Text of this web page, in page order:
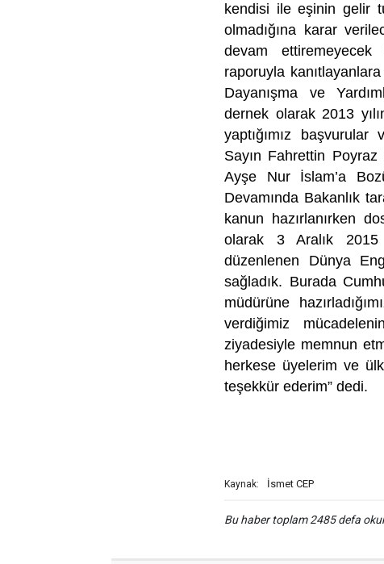
kendisi ile eşinin gelir
olmadığına karar
devam
raporuyla
Dayanışma ve
dernek olarak 2013
yaptığımız başvurular
Sayın Fahrettin Poyraz
Ayşe Nur İslam’a
Devamında Bakanlık
kanun hazırlanırken
olarak 3 Aralık 2015
düzenlenen Dünya
sağladık. Burada
müdürüne
verdiğimiz
ziyadesiyle memnun
herkese üyelerim ve
teşekkür ederim” dedi.
Kaynak: İsmet CEP
Bu haber toplam 2485 defa